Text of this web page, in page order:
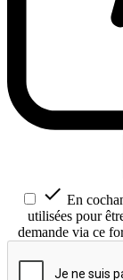
 En
utilisées pour
demande via ce